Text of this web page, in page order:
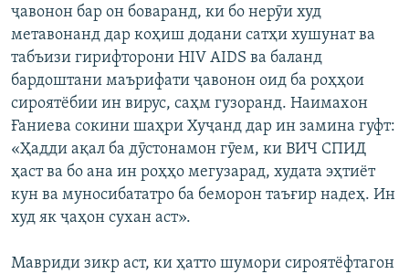
ҷавонон бар он боваранд, ки бо нерӯи худ
метавонанд дар коҳиш додани сатҳи хушунат ва
табъизи гирифторони HIV AIDS ва баланд
бардоштани маърифати ҷавонон оид ба роҳҳои
сироятёбии ин вирус, саҳм гузоранд. Наимахон
Ғаниева сокини шаҳри Хуҷанд дар ин замина гуфт:
«Ҳадди ақал ба дӯстонамон гӯем, ки ВИЧ СПИД
ҳаст ва бо ана ин роҳҳо мегузарад, худата эҳтиёт
кун ва муносибататро ба беморон таъғир надеҳ. Ин
худ як ҷаҳон сухан аст».
Мавриди зикр аст, ки ҳатто шумори сироятёфтагон